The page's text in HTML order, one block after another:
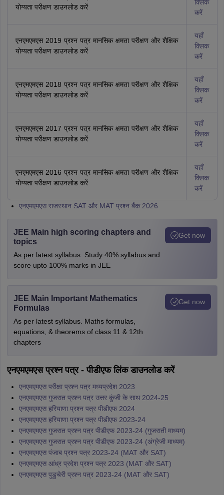
योग्यता परीक्षण डाउनलोड करें
क्लिक
करें
एनएमएमएस 2019 प्रश्न पत्र मानसिक क्षमता परीक्षण और शैक्षिक
योग्यता परीक्षण डाउनलोड करें
यहाँ
क्लिक
करें
एनएमएमएस 2018 प्रश्न पत्र मानसिक क्षमता परीक्षण और शैक्षिक
योग्यता परीक्षण डाउनलोड करें
यहाँ
क्लिक
करें
एनएमएमएस 2017 प्रश्न पत्र मानसिक क्षमता परीक्षण और शैक्षिक
योग्यता परीक्षण डाउनलोड करें
यहाँ
क्लिक
करें
एनएमएमएस 2016 प्रश्न पत्र मानसिक क्षमता परीक्षण और शैक्षिक
योग्यता परीक्षण डाउनलोड करें
यहाँ
क्लिक
करें
एनएमएमएस राजस्थान SAT और MAT प्रश्न बैंक 2026
JEE Main high scoring chapters and
topics
As per latest syllabus. Study 40% syllabus and
score upto 100% marks in JEE
Get now
JEE Main Important Mathematics
Formulas
As per latest syllabus. Maths formulas,
equations, & theorems of class 11 & 12th
chapters
Get now
एनएमएमएस प्रश्न पत्र - पीडीएफ लिंक डाउनलोड करें
एनएमएमएस परीक्षा प्रश्न पत्र मध्यप्रदेश 2023
एनएमएमएस गुजरात प्रश्न पत्र उत्तर कुंजी के साथ 2024-25
एनएमएमएस हरियाणा प्रश्न पत्र पीडीएफ 2024
एनएमएमएस हरियाणा प्रश्न पत्र पीडीएफ 2023-24
एनएमएमएस गुजरात प्रश्न पत्र पीडीएफ 2023-24 (गुजराती माध्यम)
एनएमएमएस गुजरात प्रश्न पत्र पीडीएफ 2023-24 (अंग्रेजी माध्यम)
एनएमएमएस पंजाब प्रश्न पत्र 2023-24 (MAT और SAT)
एनएमएमएस आंध्र प्रदेश प्रश्न पत्र 2023 (MAT और SAT)
एनएमएमएस पुडुचेरी प्रश्न पत्र 2023-24 (MAT और SAT)